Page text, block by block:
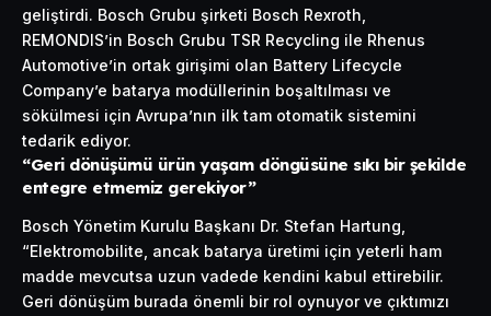
geliştirdi. Bosch Grubu şirketi Bosch Rexroth,
REMONDIS’in Bosch Grubu TSR Recycling ile Rhenus
Automotive’in ortak girişimi olan Battery Lifecycle
Company’e batarya modüllerinin boşaltılması ve
sökülmesi için Avrupa’nın ilk tam otomatik sistemini
tedarik ediyor.
“Geri dönüşümü ürün yaşam döngüsüne sıkı bir şekilde
entegre etmemiz gerekiyor”
Bosch Yönetim Kurulu Başkanı Dr. Stefan Hartung,
“Elektromobilite, ancak batarya üretimi için yeterli ham
madde mevcutsa uzun vadede kendini kabul ettirebilir.
Geri dönüşüm burada önemli bir rol oynuyor ve çıktımızı